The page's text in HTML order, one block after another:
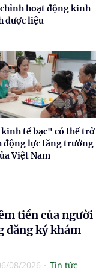
hoạt động kinh
dược liệu
tế bạc" có thể trở
động lực tăng trưởng
Việt Nam
tiền của người
đăng ký khám
08/2026
Tin tức